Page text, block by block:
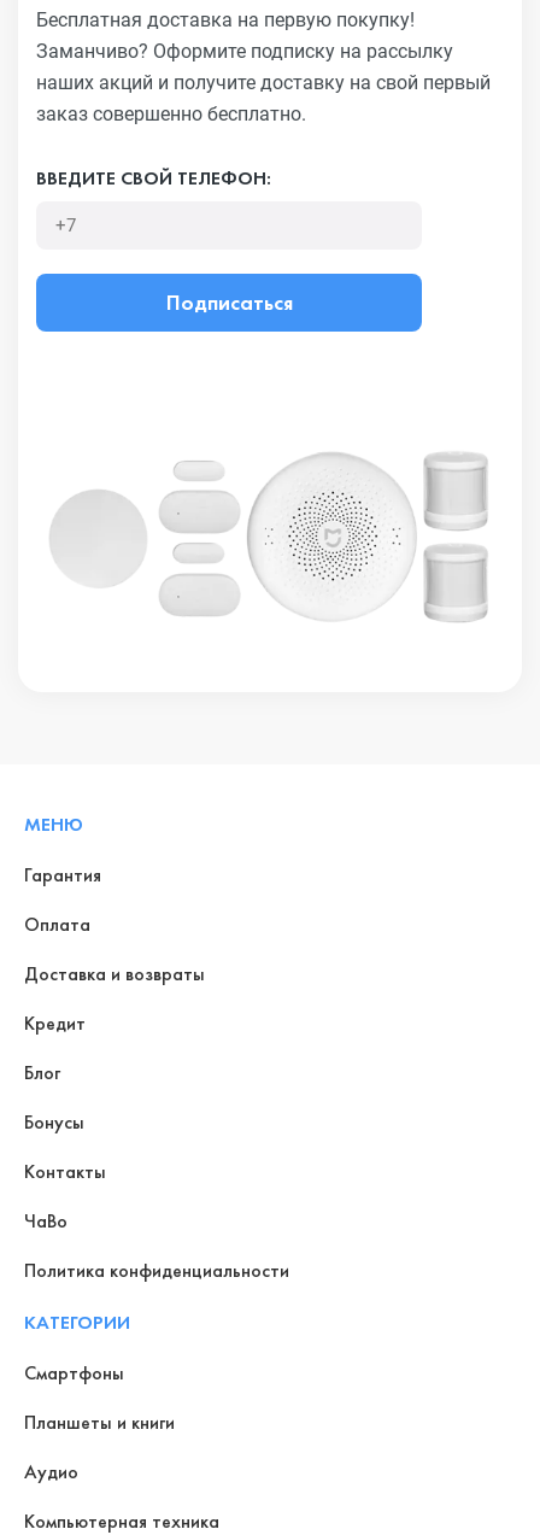
Бесплатная доставка на первую покупку!
Заманчиво? Оформите подписку на рассылку
наших акций и получите доставку на свой первый
заказ совершенно бесплатно.
ВВЕДИТЕ СВОЙ ТЕЛЕФОН:
Подписаться
МЕНЮ
Гарантия
Оплата
Доставка и возвраты
Кредит
Блог
Бонусы
Контакты
ЧаВо
Политика конфиденциальности
КАТЕГОРИИ
Смартфоны
Планшеты и книги
Аудио
Компьютерная техника